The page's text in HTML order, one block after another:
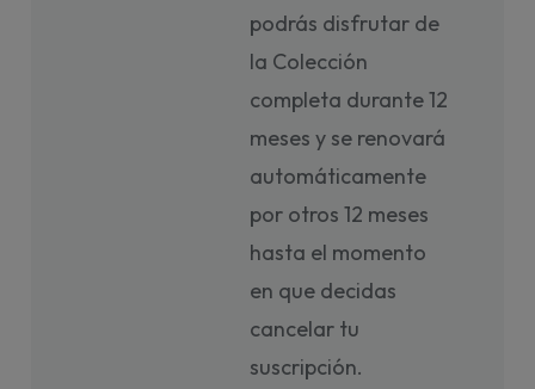
podrás disfrutar de
la Colección
completa durante 12
meses y se renovará
automáticamente
por otros 12 meses
hasta el momento
en que decidas
cancelar tu
suscripción.